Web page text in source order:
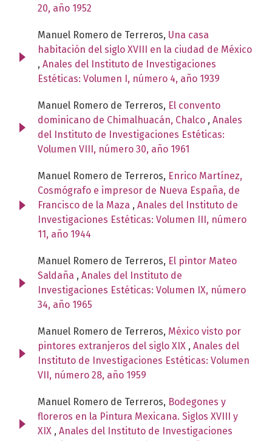
20, año 1952
Manuel Romero de Terreros, Una casa
habitación del siglo XVIII en la ciudad de México
, Anales del Instituto de Investigaciones
Estéticas: Volumen I, número 4, año 1939
Manuel Romero de Terreros, El convento
dominicano de Chimalhuacán, Chalco , Anales
del Instituto de Investigaciones Estéticas:
Volumen VIII, número 30, año 1961
Manuel Romero de Terreros, Enrico Martínez,
Cosmógrafo e impresor de Nueva España, de
Francisco de la Maza , Anales del Instituto de
Investigaciones Estéticas: Volumen III, número
11, año 1944
Manuel Romero de Terreros, El pintor Mateo
Saldaña , Anales del Instituto de
Investigaciones Estéticas: Volumen IX, número
34, año 1965
Manuel Romero de Terreros, México visto por
pintores extranjeros del siglo XIX , Anales del
Instituto de Investigaciones Estéticas: Volumen
VII, número 28, año 1959
Manuel Romero de Terreros, Bodegones y
floreros en la Pintura Mexicana. Siglos XVIII y
XIX , Anales del Instituto de Investigaciones